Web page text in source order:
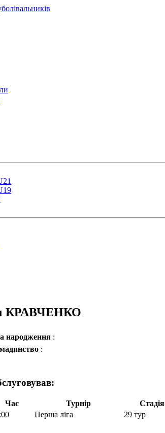
КРАВЧЕНКО
народження :
:
Час Турнір Стадія
Перша ліга 29 тур